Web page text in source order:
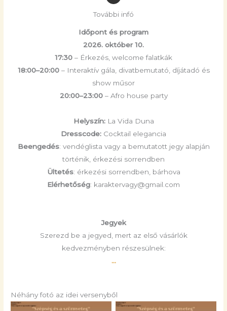
További infó
Időpont és program
2026. október 10.
17:30 – Érkezés, welcome falatkák
18:00–20:00– Interaktív gála, divatbemutató, díjátadó és
show műsor
20:00–23:00– Afro house party
Helyszín: La Vida Duna
Dresscode: Cocktail elegancia
Beengedés: vendéglista vagy a bemutatott jegy alapján
történik, érkezési sorrendben
Ültetés: érkezési sorrendben, bárhova
Elérhetőség: karaktervagy@gmail.com
Jegyek
Szerezd be a jegyed, mert az első vásárlók
kedvezményben részesülnek:
...
Néhány fotó az idei versenyből